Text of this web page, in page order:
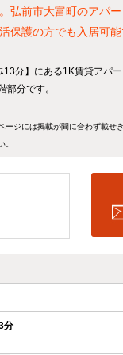
弘前市大富町のアパ
保護の方でも入居可
分】にある1K賃貸アパ
分です。
ジには掲載が間に合わず載せ
。
分